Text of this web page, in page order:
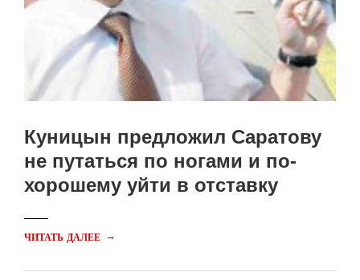
Куницын предложил Саратову
не путаться по ногами и по-
хорошему уйти в отставку
ЧИТАТЬ ДАЛЕЕ →